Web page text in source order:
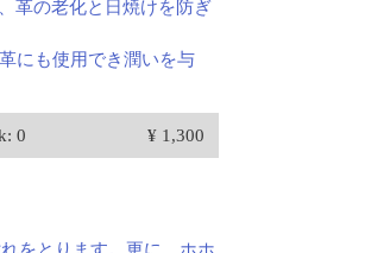
革の老化と日焼けを防ぎ
にも使用でき潤いを与
0 ¥ 1,300